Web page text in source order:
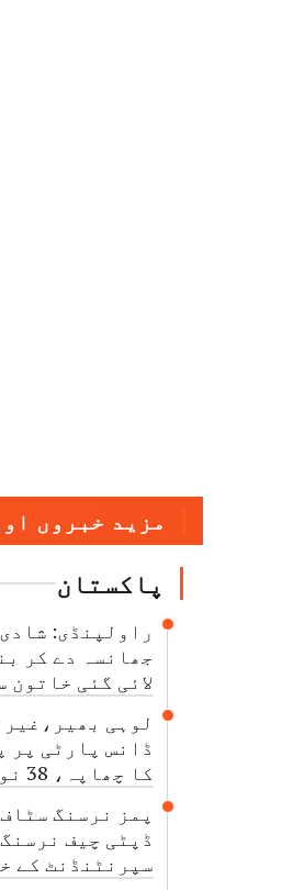
مزید خبروں
پاکستان
راولپنڈی:
جھانسہ دے کر
لائی گئی خاتون
گرفتار
لوہی بھیر،غیر
ڈانس پارٹی پر
کا
پمز نرسنگ
ڈپٹی چیف نرسنگ
سپرنٹنڈنٹ کے